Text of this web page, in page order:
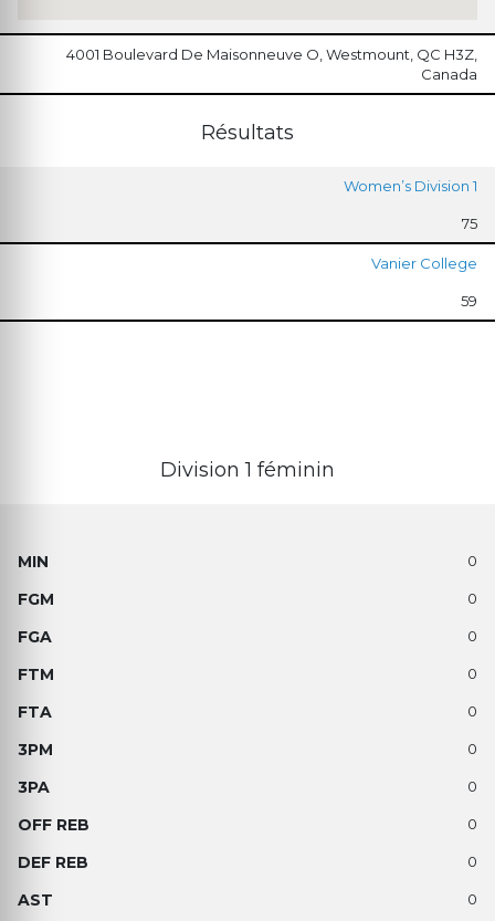
4001 Boulevard De Maisonneuve O, Westmount, QC H3Z,
Canada
Résultats
Women’s Division 1
75
Vanier College
59
Division 1 féminin
0
0
0
0
0
0
0
0
0
0